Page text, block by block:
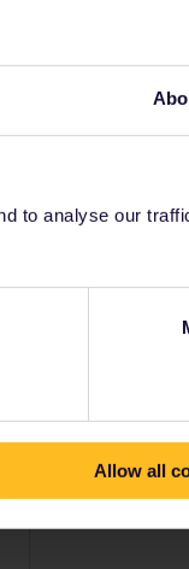
to analyse our
Allow all